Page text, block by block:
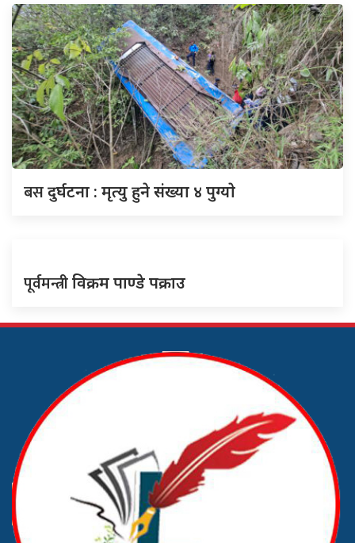
बसदुर्घटना : मृत्यु हुने संख्या ४ पुग्याे
पूर्वमन्त्रीविक्रम पाण्डे पक्राउ